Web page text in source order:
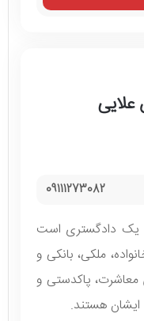
09111273082
یک دادگستری است
ملکی، بانکی و
معاشرت، پاکدستی و
ایشان هستند.